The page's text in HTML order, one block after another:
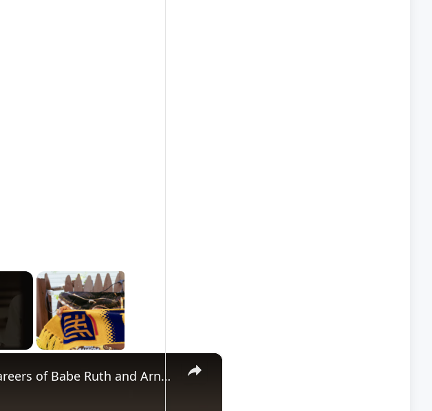
×
Greatest Sports Legends Then and Now - Features the Careers of Babe Ruth and Arnold Palmer